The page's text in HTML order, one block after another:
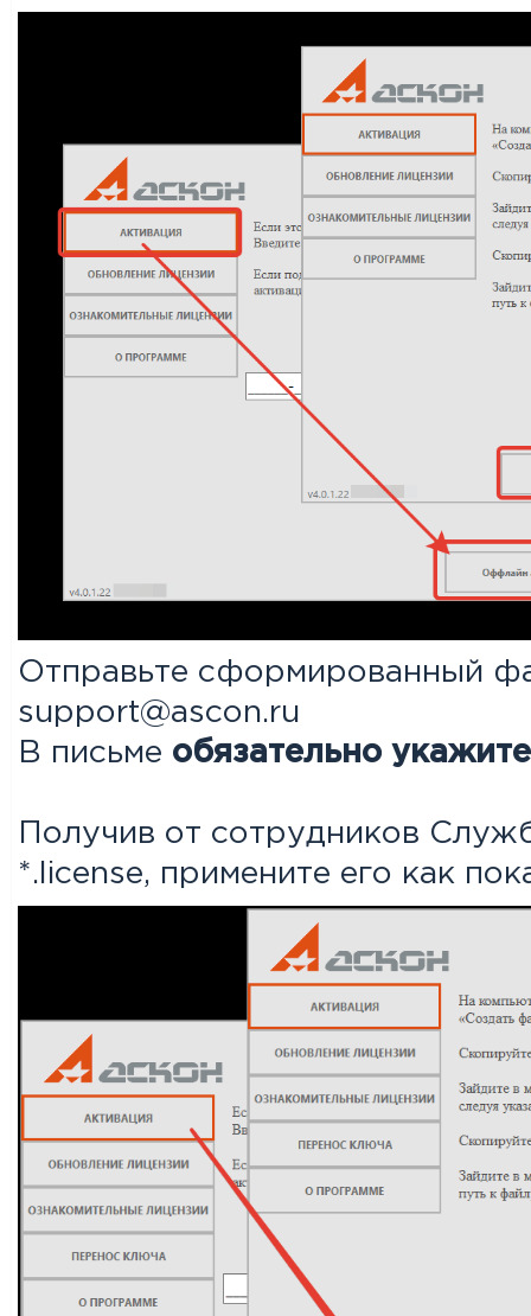
Отправьте сформированный
support@ascon.ru
В письме обязательно укажите
Получив от сотрудников
*.license, примените его как